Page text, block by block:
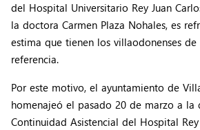
del Hospital Universitario Rey Juan
la doctora Carmen Plaza Nohales, es
estima que tienen los villaodonenses
referencia.
Por este motivo, el ayuntamiento de
homenajeó el pasado 20 de marzo a la
Continuidad Asistencial del Hospital